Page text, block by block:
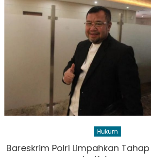
Hukum
Bareskrim Polri Limpahkan Tahap